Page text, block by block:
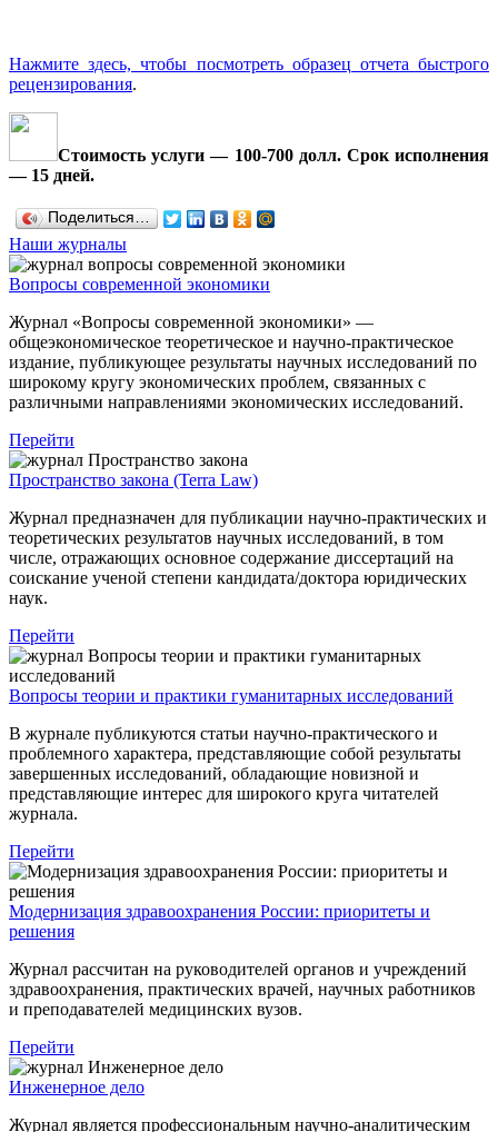
Нажмите здесь, чтобы посмотреть образец отчета быстрого
рецензирования.
Стоимость услуги — 100-700 долл. Срок исполнения
— 15 дней.
Поделиться…
Наши журналы
Вопросы современной экономики
Журнал «Вопросы современной экономики» —
общеэкономическое теоретическое и научно-практическое
издание, публикующее результаты научных исследований по
широкому кругу экономических проблем, связанных с
различными направлениями экономических исследований.
Перейти
Пространство закона (Terra Law)
Журнал предназначен для публикации научно-практических и
теоретических результатов научных исследований, в том
числе, отражающих основное содержание диссертаций на
соискание ученой степени кандидата/доктора юридических
наук.
Перейти
Вопросы теории и практики гуманитарных исследований
В журнале публикуются статьи научно-практического и
проблемного характера, представляющие собой результаты
завершенных исследований, обладающие новизной и
представляющие интерес для широкого круга читателей
журнала.
Перейти
Модернизация здравоохранения России: приоритеты и
решения
Журнал рассчитан на руководителей органов и учреждений
здравоохранения, практических врачей, научных работников
и преподавателей медицинских вузов.
Перейти
Инженерное дело
Журнал является профессиональным научно-аналитическим